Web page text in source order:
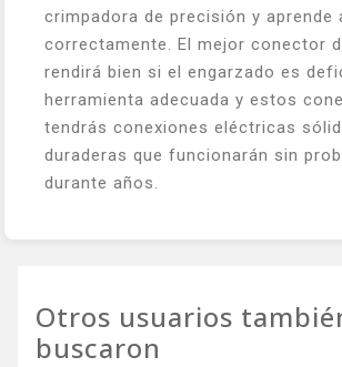
crimpadora de precisión y aprende
correctamente. El mejor conector
rendirá bien si el engarzado es
herramienta adecuada y estos
tendrás conexiones eléctricas
duraderas que funcionarán sin
durante años.
Otros usuarios
buscaron